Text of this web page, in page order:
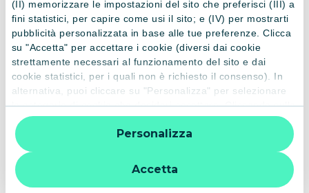
(II) memorizzare le impostazioni del sito che preferisci (III) a
fini statistici, per capire come usi il sito; e (IV) per mostrarti
pubblicità personalizzata in base alle tue preferenze. Clicca
su "Accetta" per accettare i cookie (diversi dai cookie
strettamente necessari al funzionamento del sito e dai
cookie statistici, per i quali non è richiesto il consenso). In
alternativa, puoi cliccare su "Personalizza" per selezionare
le categorie di cookie che desideri accettare. Cliccando sulla
“X” le impostazioni predefinite vengono lasciate invariate e
quindi la navigazione può continuare senza cookie o altri
strumenti di tracciamento diversi da quelli tecnici. Per
ulteriori informazioni:
informativa privacy
Accetta
Personalizza
spese e non riescono a essere sostenibili come
vorrebbero.
Gli“Impossibilitati”, operai o disoccupati, con basso
titolo di studio, disinteressati ai temi della sostenibilità e
comunque con poche risorse per affrontare spese
maggiori.
Gli“Indolenti”, adulti, fascia d’età centrale e
prevalentemente uomini, con titolo di studio elevato e
risorse economiche disponibili ma poco inclini a
cambiare le proprie abitudini di vita. Potrebbero attuare